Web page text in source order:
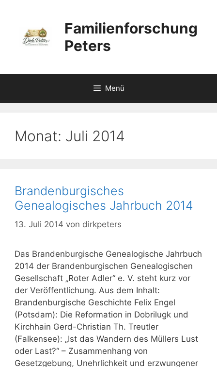
springen
Familienforschung
Peters
Menü
Monat: Juli 2014
Brandenburgisches
Genealogisches Jahrbuch 2014
13. Juli 2014 von dirkpeters
Das Brandenburgische Genealogische Jahrbuch
2014 der Brandenburgischen Genealogischen
Gesellschaft „Roter Adler“ e. V. steht kurz vor
der Veröffentlichung. Aus dem Inhalt:
Brandenburgische Geschichte Felix Engel
(Potsdam): Die Reformation in Dobrilugk und
Kirchhain Gerd-Christian Th. Treutler
(Falkensee): „Ist das Wandern des Müllers Lust
oder Last?“ – Zusammenhang von
Gesetzgebung, Unehrlichkeit und erzwungener